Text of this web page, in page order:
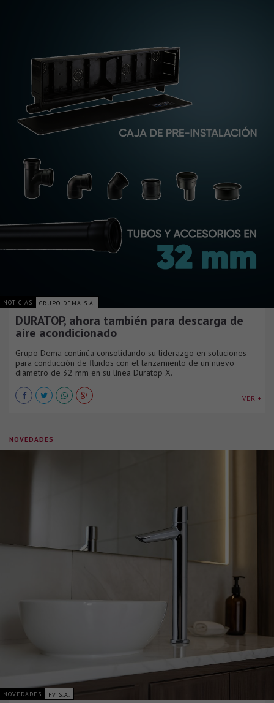
NOTICIAS GRUPO DEMA S.A.
DURATOP, ahora también para descarga de
aire acondicionado
Grupo Dema continúa consolidando su liderazgo en soluciones
para conducción de fluidos con el lanzamiento de un nuevo
diámetro de 32 mm en su línea Duratop X.
VER +
NOVEDADES
NOVEDADES FV S.A.